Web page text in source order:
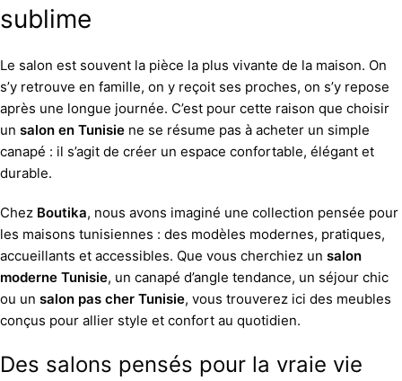
sublime
Le salon est souvent la pièce la plus vivante de la maison. On
s’y retrouve en famille, on y reçoit ses proches, on s’y repose
après une longue journée. C’est pour cette raison que choisir
un salon en Tunisie ne se résume pas à acheter un simple
canapé : il s’agit de créer un espace confortable, élégant et
durable.
Chez Boutika, nous avons imaginé une collection pensée pour
les maisons tunisiennes : des modèles modernes, pratiques,
accueillants et accessibles. Que vous cherchiez un salon
moderne Tunisie, un canapé d’angle tendance, un séjour chic
ou un salon pas cher Tunisie, vous trouverez ici des meubles
conçus pour allier style et confort au quotidien.
Des salons pensés pour la vraie vie